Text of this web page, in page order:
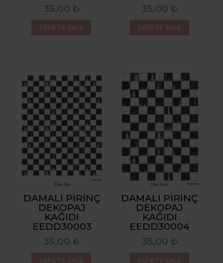
35,00 ₺
35,00 ₺
DAMALI PIRINÇ
DEKOPAJ
KAĞIDI
EEDD30003
35,00 ₺
DAMALI PIRINÇ
DEKOPAJ
KAĞIDI
EEDD30004
35,00 ₺